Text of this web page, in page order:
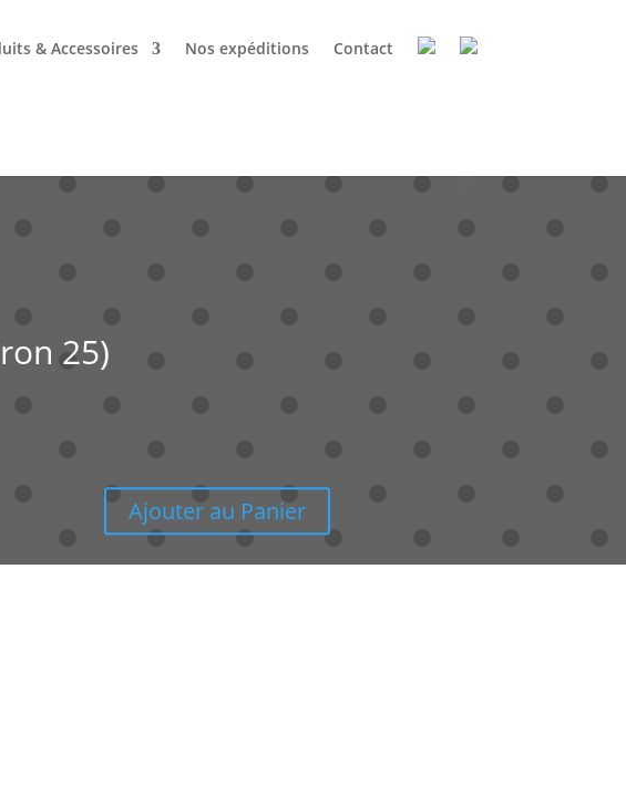
& Accessoires Nos expéditions Contact
25)
Ajouter au Panier